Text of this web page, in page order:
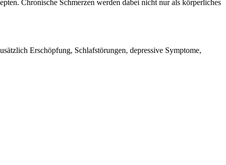
Chronische Schmerzen werden dabei nicht nur als körperliches
Erschöpfung, Schlafstörungen, depressive Symptome,